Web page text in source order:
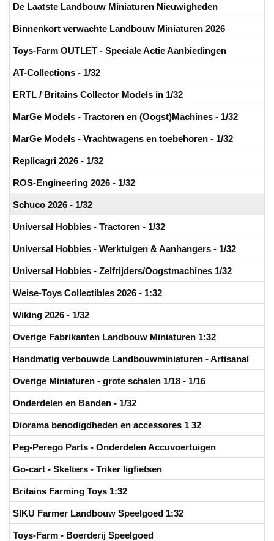
De Laatste Landbouw Miniaturen Nieuwigheden
Binnenkort verwachte Landbouw Miniaturen 2026
Toys-Farm OUTLET - Speciale Actie Aanbiedingen
AT-Collections - 1/32
ERTL / Britains Collector Models in 1/32
MarGe Models - Tractoren en (Oogst)Machines - 1/32
MarGe Models - Vrachtwagens en toebehoren - 1/32
Replicagri 2026 - 1/32
ROS-Engineering 2026 - 1/32
Schuco 2026 - 1/32
Universal Hobbies - Tractoren - 1/32
Universal Hobbies - Werktuigen & Aanhangers - 1/32
Universal Hobbies - Zelfrijders/Oogstmachines 1/32
Weise-Toys Collectibles 2026 - 1:32
Wiking 2026 - 1/32
Overige Fabrikanten Landbouw Miniaturen 1:32
Handmatig verbouwde Landbouwminiaturen - Artisanal
Overige Miniaturen - grote schalen 1/18 - 1/16
Onderdelen en Banden - 1/32
Diorama benodigdheden en accessores 1 32
Peg-Perego Parts - Onderdelen Accuvoertuigen
Go-cart - Skelters - Triker ligfietsen
Britains Farming Toys 1:32
SIKU Farmer Landbouw Speelgoed 1:32
Toys-Farm - Boerderij Speelgoed